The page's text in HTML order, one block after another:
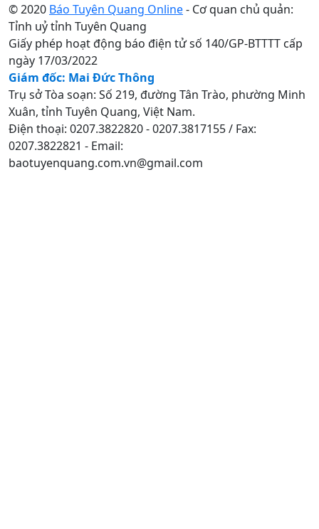
© 2020 Báo Tuyên Quang Online- Cơ quan chủ quản:
Tỉnh uỷ tỉnh Tuyên Quang
Giấy phép hoạt động báo điện tử số 140/GP-BTTTT cấp
ngày 17/03/2022
Giám đốc: Mai Đức Thông
Trụ sở Tòa soạn: Số 219, đường Tân Trào, phường Minh
Xuân, tỉnh Tuyên Quang, Việt Nam.
Điện thoại: 0207.3822820 - 0207.3817155 / Fax:
0207.3822821 - Email:
baotuyenquang.com.vn@gmail.com